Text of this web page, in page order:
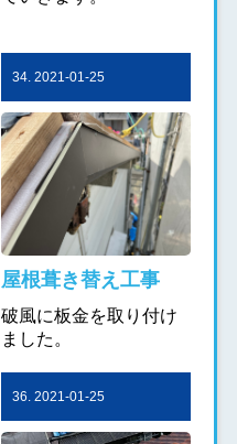
34. 2021-01-25
屋根葺き替え工事
破風に板金を取り付け
ました。
36. 2021-01-25